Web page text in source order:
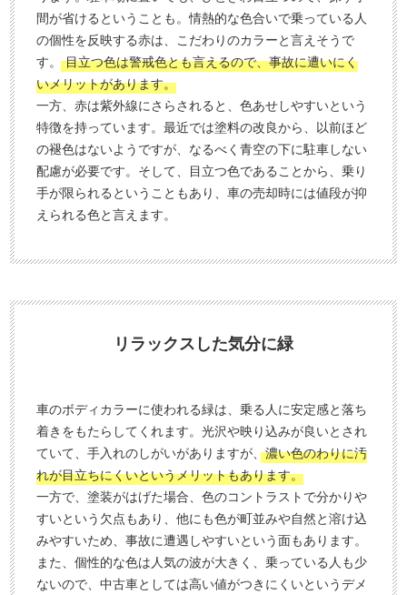
間が省けるということも。情熱的な色合いで乗っている人
の個性を反映する赤は、こだわりのカラーと言えそうで
す。目立つ色は警戒色とも言えるので、事故に遭いにく
いメリットがあります。
一方、赤は紫外線にさらされると、色あせしやすいという
特徴を持っています。最近では塗料の改良から、以前ほど
の褪色はないようですが、なるべく青空の下に駐車しない
配慮が必要です。そして、目立つ色であることから、乗り
手が限られるということもあり、車の売却時には値段が抑
えられる色と言えます。
リラックスした気分に緑
車のボディカラーに使われる緑は、乗る人に安定感と落ち
着きをもたらしてくれます。光沢や映り込みが良いとされ
ていて、手入れのしがいがありますが、濃い色のわりに汚
れが目立ちにくいというメリットもあります。
一方で、塗装がはげた場合、色のコントラストで分かりや
すいという欠点もあり、他にも色が町並みや自然と溶け込
みやすいため、事故に遭遇しやすいという面もあります。
また、個性的な色は人気の波が大きく、乗っている人も少
ないので、中古車としては高い値がつきにくいというデメ